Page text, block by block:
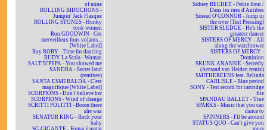
of mine
ROLLING BIDOCHONS -
Jumpin' Jack Flasque
ROLLING STONES - Honky
tonk women
Ron GOODWIN - Ces
merveilleux fous volants...
[White Label]
Roy ROBY - Time for dancing
RUDY La Scala - Woman
SALT'N'PEPA - You showed me
SANDRA - Secret land
(remixes)
SANTA ESMERALDA - C'est
magnifique [White Label]
SCORPIONS - Don't believe her
SCORPIONS - Wind of change
SCRITTI POLITTI - Boom there
she was
SENATOR KING - Rock your
baby
SG GIGANTE - Fumar é matar
Sidney BECHET - Petite fleur /
Dans les rues d'Antibes
Sinead O'CONNOR - Jump in
the river [Test Pressing]
SISTER SLEDGE - He's the
greatest dancer
SISTERS OF MERCY - All
along the watchtower
SISTERS OF MERCY -
Dominion
SKUNK ANANSIE - Secretly
(Armand van Helden remix)
SMITHEREENS feat. Belinda
CARLISLE - Blue period
SONY - Test record for cartridge
file
SPANDAU BALLET - True
SPARKS - Music that you can
dance to
SPINNERS - I'll be around
STATUS QUO - Can't give you
more